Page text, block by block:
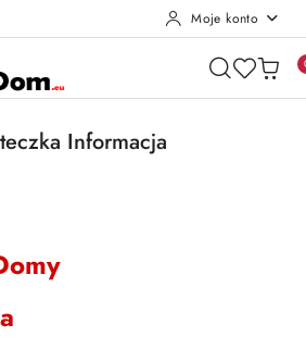
Moje konto
Informacja